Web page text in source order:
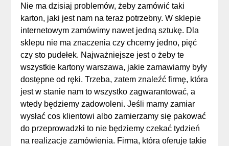
Nie ma dzisiaj problemów, żeby zamówić taki
karton, jaki jest nam na teraz potrzebny. W sklepie
internetowym zamówimy nawet jedną sztukę. Dla
sklepu nie ma znaczenia czy chcemy jedno, pięć
czy sto pudełek. Najważniejsze jest o żeby te
wszystkie kartony warszawa, jakie zamawiamy były
dostępne od ręki. Trzeba, zatem znaleźć firmę, która
jest w stanie nam to wszystko zagwarantować, a
wtedy będziemy zadowoleni. Jeśli mamy zamiar
wysłać cos klientowi albo zamierzamy się pakować
do przeprowadzki to nie będziemy czekać tydzień
na realizacje zamówienia. Firma, która oferuje takie